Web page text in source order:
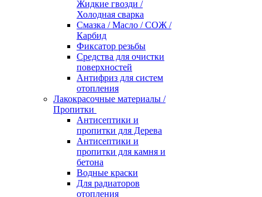
Жидкие гвозди /
Холодная сварка
Смазка / Масло / СОЖ /
Карбид
Фиксатор резьбы
Средства для очистки
поверхностей
Антифриз для систем
отопления
Лакокрасочные материалы /
Пропитки
Антисептики и
пропитки для Дерева
Антисептики и
пропитки для камня и
бетона
Водные краски
Для радиаторов
отопления